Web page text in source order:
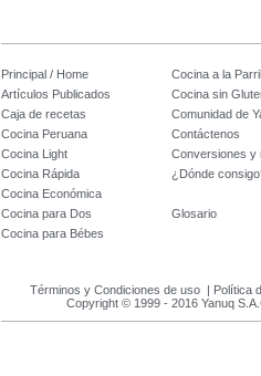
Principal / Home
Cocina a la
Artículos Publicados
Cocina sin
Caja de recetas
Comunidad de
Cocina Peruana
Contáctenos
Cocina Light
Conversiones y
Cocina Rápida
¿Dónde
Cocina Económica
Cocina para Dos
Glosario
Cocina para Bébes
Términos y Condiciones de uso| Política
Copyright © 1999 - 2016 Yanuq